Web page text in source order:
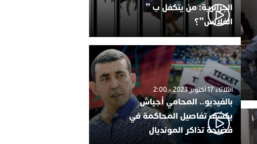
الجزائرية: من يتكفل ب ”
الفلالس”؟
الثلاثاء 17 أكتوبر 2023 - 2:00
بالفيديو.. المحامي أجياش
يكشف تفاصيل المحاكمة في
فضيحة تذاكر المونديال